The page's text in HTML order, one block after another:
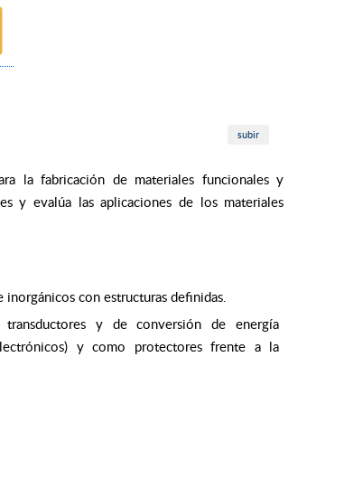
subir
la fabricación de materiales funcionales y
y evalúa las aplicaciones de los materiales
con estructuras definidas.
y de conversión de energía
y como protectores frente a la